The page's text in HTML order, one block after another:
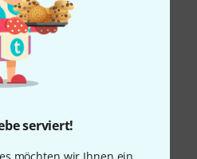
serviert!
was Sie sehen?
Hilfe & Feedback